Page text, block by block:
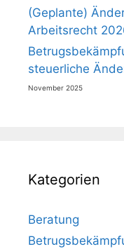
(Geplante)
Arbeitsrecht
steuerliche
November 2025
Kategorien
Beratung